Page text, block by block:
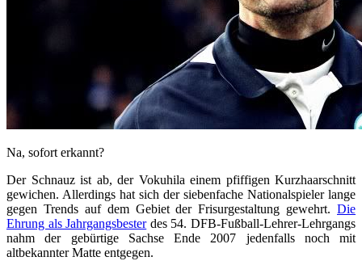
Na, sofort erkannt?
Der Schnauz ist ab, der Vokuhila einem pfiffigen Kurzhaarschnitt
gewichen. Allerdings hat sich der siebenfache Nationalspieler lange
gegen Trends auf dem Gebiet der Frisurgestaltung gewehrt. Die
Ehrung als Jahrgangsbesterdes 54. DFB-Fußball-Lehrer-Lehrgangs
nahm der gebürtige Sachse Ende 2007 jedenfalls noch mit
altbekannter Matte entgegen.